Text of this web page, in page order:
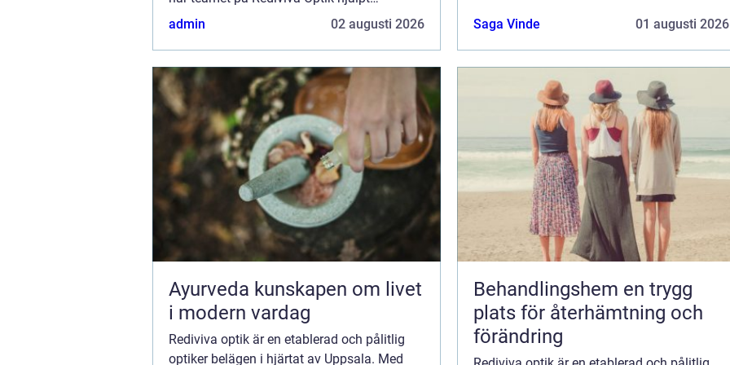
invånarna i Uppsala att lösa sy...
admin 02 augusti 2026
Saga Vinde
01 augusti 2026
Ayurveda kunskapen om livet
i modern vardag
Rediviva optik är en etablerad och pålitlig
optiker belägen i hjärtat av Uppsala. Med
Behandlingshem en trygg
plats för återhämtning och
förändring